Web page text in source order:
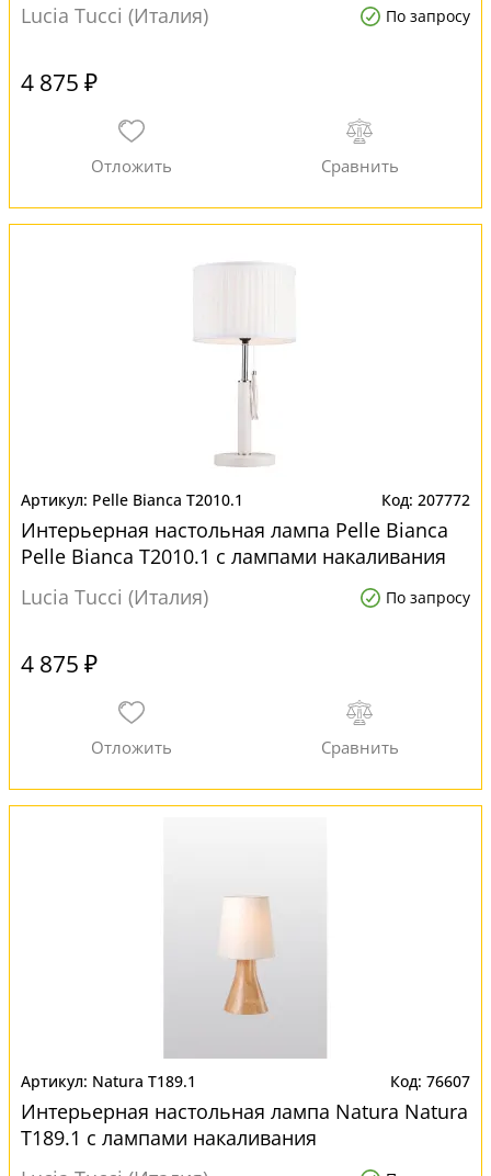
Lucia Tucci (Италия)
По запросу
4 875 ₽
Pelle Bianca T2010.1 207772
Интерьерная настольная лампа Pelle Bianca
Pelle Bianca T2010.1 с лампами накаливания
Lucia Tucci (Италия)
По запросу
4 875 ₽
Natura T189.1 76607
Интерьерная настольная лампа Natura Natura
T189.1 с лампами накаливания